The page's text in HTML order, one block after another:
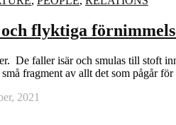
flyktiga
De faller isär och smulas till stoft
små fragment av allt det som pågår
2021